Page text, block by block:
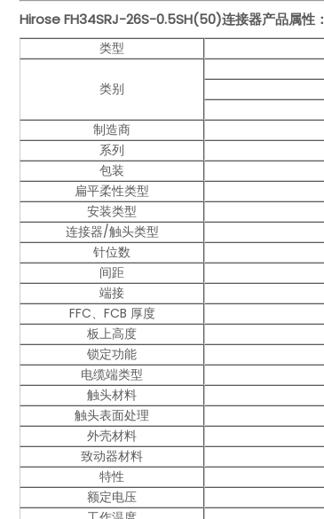
Hirose FH34SRJ-26S-0.5SH(50)连接器产品属性：
类型
类别
制造商
系列
包装
扁平柔性类型
安装类型
连接器/触头类型
针位数
间距
端接
FFC、FCB 厚度
板上高度
锁定功能
电缆端类型
触头材料
触头表面处理
外壳材料
致动器材料
特性
额定电压